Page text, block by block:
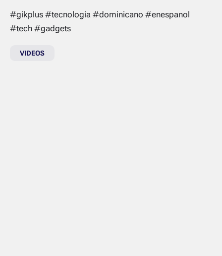
#gikplus #tecnologia #dominicano #enespanol
#tech #gadgets
VIDEOS